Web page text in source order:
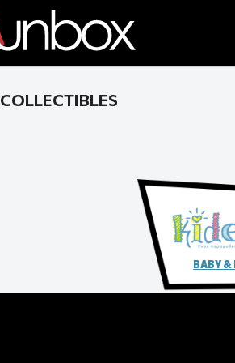
COLLECTIBLES
BABY &